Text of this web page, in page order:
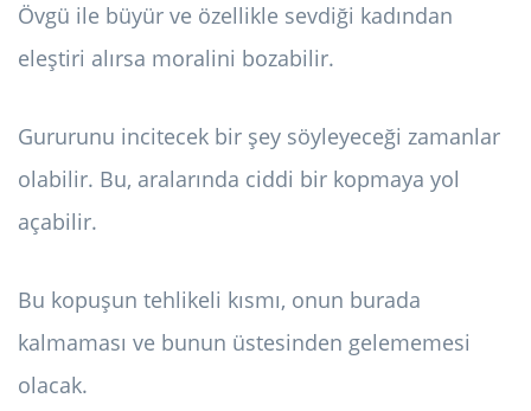
Övgü ile büyür ve özellikle sevdiği kadından
eleştiri alırsa moralini bozabilir.
Gururunu incitecek bir şey söyleyeceği zamanlar
olabilir. Bu, aralarında ciddi bir kopmaya yol
açabilir.
Bu kopuşun tehlikeli kısmı, onun burada
kalmaması ve bunun üstesinden gelememesi
olacak.